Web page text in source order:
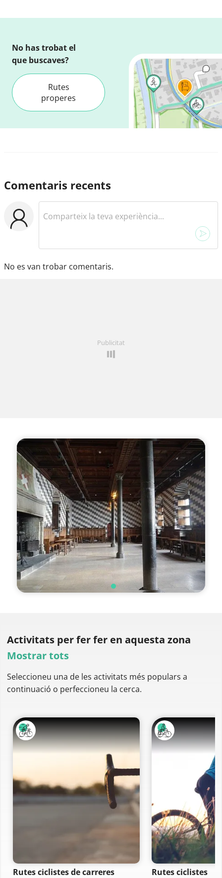
No has trobat el
que buscaves?
Rutes
properes
Comentaris recents
No es van trobar comentaris.
Publicitat
Activitats per ferfer en aquesta zona
Mostrar tots
Seleccioneu una de les activitats més populars a
continuació o perfeccioneu la cerca.
Rutes ciclistes de carreres Rutes ciclistes